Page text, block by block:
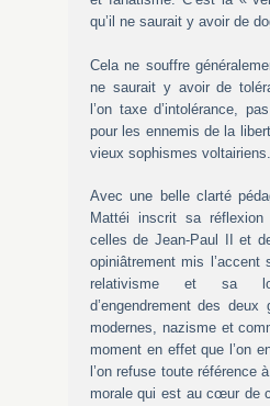
qu’il ne saurait y avoir de
Cela ne souffre
ne saurait y avoir de
l’on taxe d’intolérance,
pour les ennemis de la
vieux sophismes voltairiens.
Avec une belle clarté
Mattéi inscrit sa
celles de Jean-Paul II et
opiniâtrement mis l’accent
relativisme et sa
d’engendrement des deux
modernes, nazisme et
moment en effet que l’on
l’on refuse toute référence
morale qui est au cœur de